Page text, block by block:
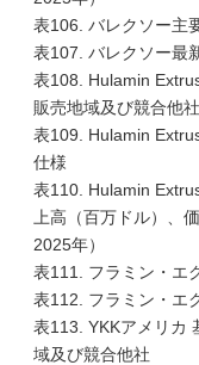
表106. バレクソー主
表107. バレクソー最
表108. Hulamin
販売地域及び競合他社
表109. Hulamin
仕様
表110. Hulamin
上高（百万ドル）、
2025年）
表111. フラミン・エ
表112. フラミン・エ
表113. YKKアメリカ
域及び競合他社